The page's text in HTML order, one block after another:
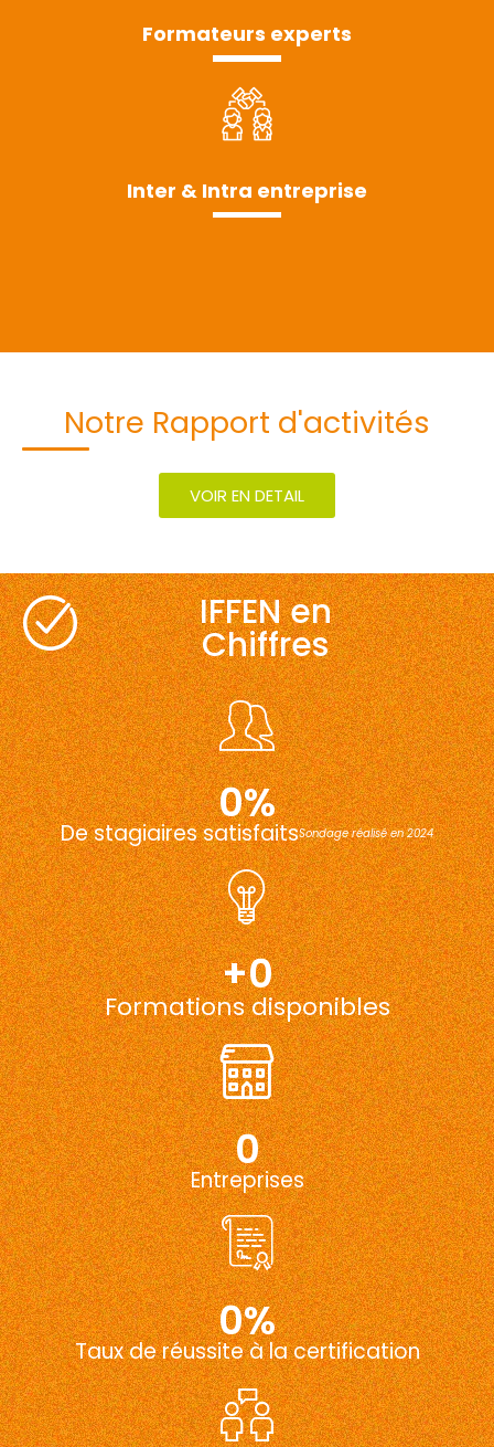
Formateurs experts
Inter & Intra entreprise
Notre Rapport d'activités
VOIR EN DETAIL
IFFEN en
Chiffres
De stagiaires satisfaitsSondage réalisé en 2024
0%
Formations disponibles
+0
Entreprises
0
Taux de réussite à la certification
0%